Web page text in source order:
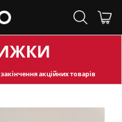
акційних товарів